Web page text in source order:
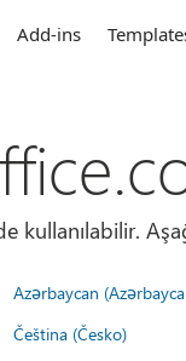
Add-ins
kullanılabilir.
Azərbaycan
Čeština (Česko)